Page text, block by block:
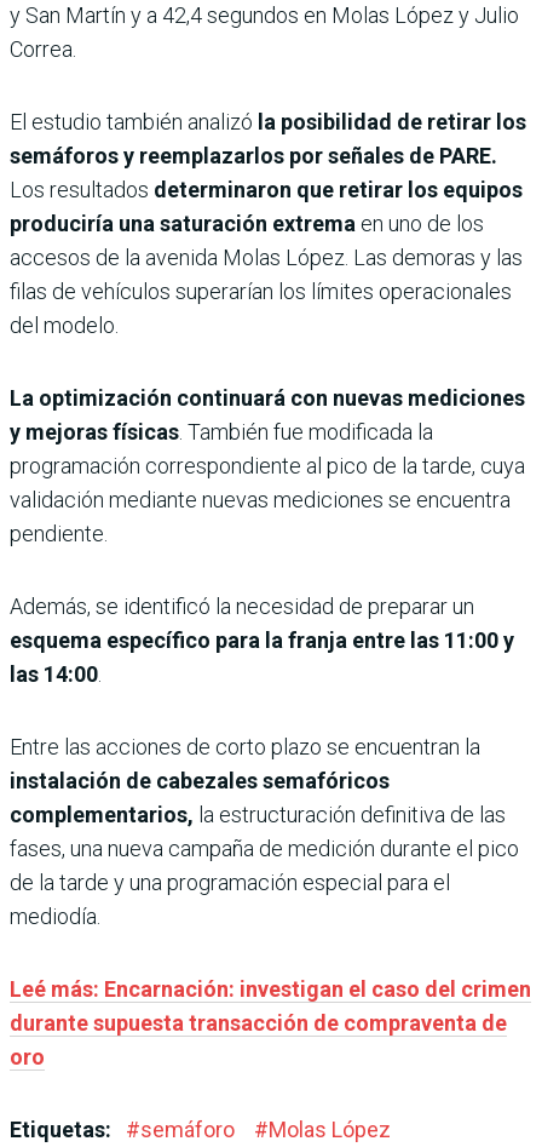
y San Martín y a 42,4 segundos en Molas López y Julio
Correa.
El estudio también analizó la posibilidad de retirar los
semáforos y reemplazarlos por señales de PARE.
Los resultados determinaron que retirar los equipos
produciría una saturación extrema en uno de los
accesos de la avenida Molas López. Las demoras y las
filas de vehículos superarían los límites operacionales
del modelo.
La optimización continuará con nuevas mediciones
y mejoras físicas . También fue modificada la
programación correspondiente al pico de la tarde, cuya
validación mediante nuevas mediciones se encuentra
pendiente.
Además, se identificó la necesidad de preparar un
esquema específico para la franja entre las 11:00 y
las 14:00
Entre las acciones de corto plazo se encuentran la
instalación de cabezales semafóricos
complementarios, la estructuración definitiva de las
fases, una nueva campaña de medición durante el pico
de la tarde y una programación especial para el
mediodía.
Leé más: Encarnación: investigan el caso del crimen
durante supuesta transacción de compraventa de
oro
Etiquetas: #semáforo #Molas López